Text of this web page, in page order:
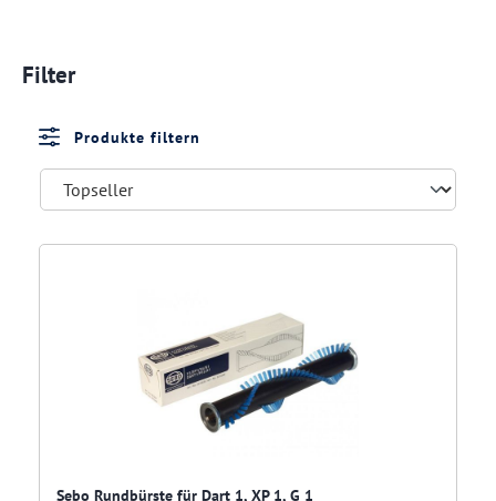
Filter
Produkte filtern
Sebo Rundbürste für Dart 1, XP 1, G 1